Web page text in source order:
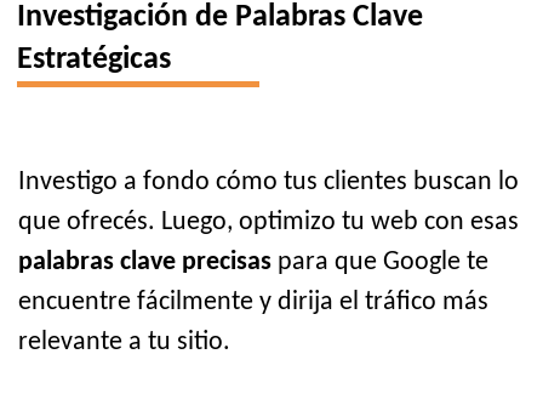
Investigación de Palabras Clave
Estratégicas
Investigo a fondo cómo tus clientes buscan lo
que ofrecés. Luego, optimizo tu web con esas
palabras clave precisas para que Google te
encuentre fácilmente y dirija el tráfico más
relevante a tu sitio.